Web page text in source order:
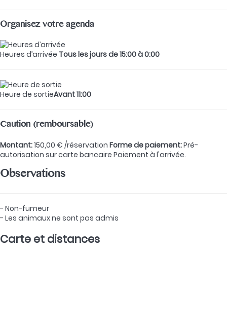
Organisez votre agenda
Heures d’arrivée Tous les jours de 15:00 à 0:00
Heure de sortieAvant 11:00
Caution (remboursable)
Montant:150,00 € /réservation Forme de paiement:Pré-
autorisation sur carte bancaire Paiement à l'arrivée.
Observations
- Non-fumeur
- Les animaux ne sont pas admis
Carte et distances